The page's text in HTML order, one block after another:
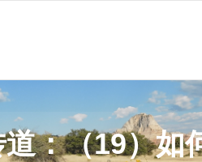
：（19）如